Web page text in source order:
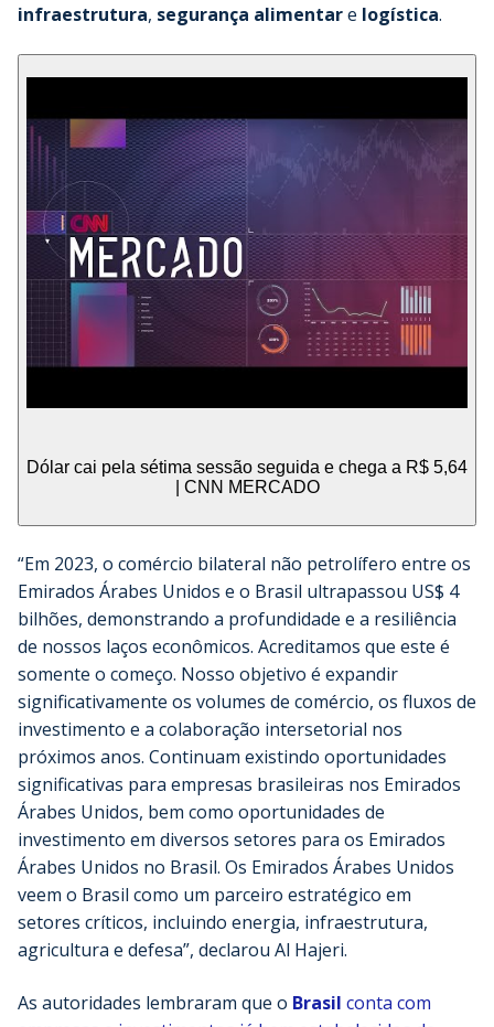
infraestrutura, segurança alimentare logística.
Dólar cai pela sétima sessão seguida e chega a R$ 5,64
| CNN MERCADO
“Em 2023, o comércio bilateral não petrolífero entre os
Emirados Árabes Unidos e o Brasil ultrapassou US$ 4
bilhões, demonstrando a profundidade e a resiliência
de nossos laços econômicos. Acreditamos que este é
somente o começo. Nosso objetivo é expandir
significativamente os volumes de comércio, os fluxos de
investimento e a colaboração intersetorial nos
próximos anos. Continuam existindo oportunidades
significativas para empresas brasileiras nos Emirados
Árabes Unidos, bem como oportunidades de
investimento em diversos setores para os Emirados
Árabes Unidos no Brasil. Os Emirados Árabes Unidos
veem o Brasil como um parceiro estratégico em
setores críticos, incluindo energia, infraestrutura,
agricultura e defesa”, declarou Al Hajeri.
As autoridades lembraram que o Brasil conta com